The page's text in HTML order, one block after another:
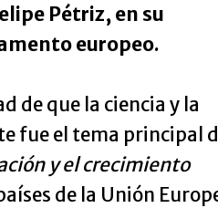
Pétriz, en su
europeo.
de que la ciencia y la
fue el tema principal
y el crecimiento
de la Unión